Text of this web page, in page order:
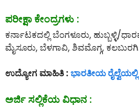
ಪರೀಕ್ಷಾ ಕೇಂದ್ರಗಳು :
ಕರ್ನಾಟಕದಲ್ಲಿ ಬೆಂಗಳೂರು, ಹುಬ್ಬಳ್ಳಿ/
ಮೈಸೂರು, ಬೆಳಗಾವಿ, ಶಿವಮೊಗ್ಗ,
ಉದ್ಯೋಗ ಮಾಹಿತಿ : ಭಾರತೀಯ
ಅರ್ಜಿ ಸಲ್ಲಿಕೆಯ ವಿಧಾನ :